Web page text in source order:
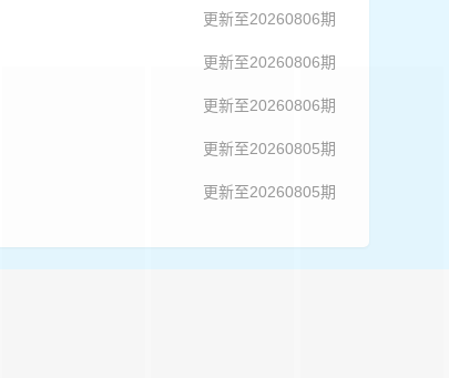
更新至20260806期
更新至20260806期
更新至20260806期
更新至20260805期
更新至20260805期